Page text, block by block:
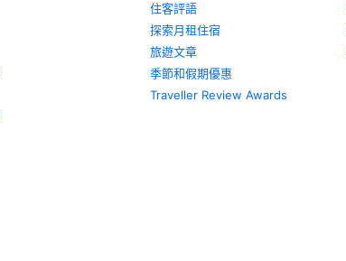
住客評語
探索月租住宿
旅遊文章
季節和假期優惠
Traveller Review Awards